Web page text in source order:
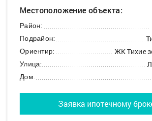
Местоположение объекта:
Район:
Подрайон:
Ориентир: ЖК Тихие
Улица:
Дом:
Заявка ипотечному